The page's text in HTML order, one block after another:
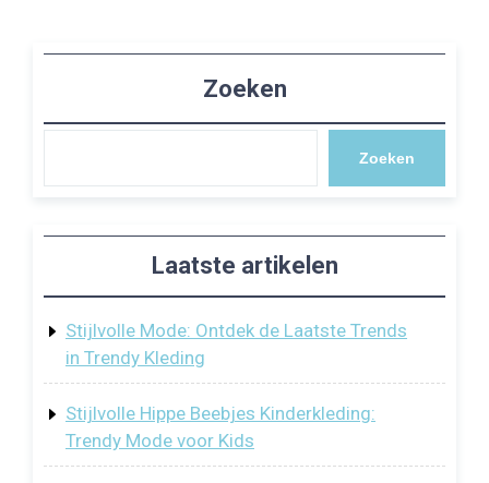
Zoeken
Zoeken
Laatste artikelen
Stijlvolle Mode: Ontdek de Laatste Trends
in Trendy Kleding
Stijlvolle Hippe Beebjes Kinderkleding:
Trendy Mode voor Kids